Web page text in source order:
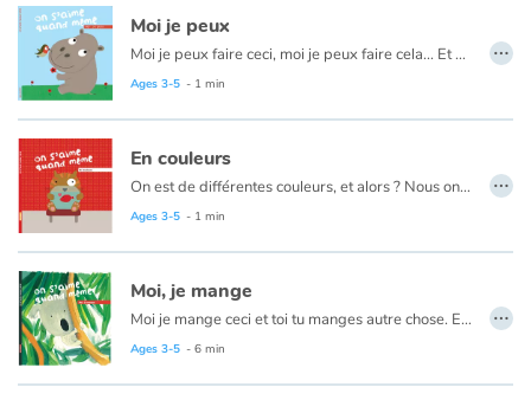
Documentaries
With the family
Daily life and hobbies
At school
Festivals and events
Love and friendship
Social issues
Moi je peux
Moi je peux faire ceci, moi je peux faire cela... Et alors ? On s'aime quand même !
Ages 3-5 - 1 min
…
En couleurs
On est de différentes couleurs, et alors ? Nous on s'aime quand même !
Ages 3-5 - 1 min
…
Moi, je mange
Moi je mange ceci et toi tu manges autre chose. Et alors ? On s'aime quand même !
Ages 3-5 - 6 min
…